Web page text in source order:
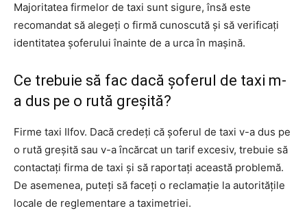
Majoritatea firmelor de taxi sunt sigure, însă este
recomandat să alegeți o firmă cunoscută și să verificați
identitatea șoferului înainte de a urca în mașină.
Ce trebuie să fac dacă șoferul de taxi m-
a dus pe o rută greșită?
Firme taxi Ilfov. Dacă credeți că șoferul de taxi v-a dus pe
o rută greșită sau v-a încărcat un tarif excesiv, trebuie să
contactați firma de taxi și să raportați această problemă.
De asemenea, puteți să faceți o reclamație la autoritățile
locale de reglementare a taximetriei.